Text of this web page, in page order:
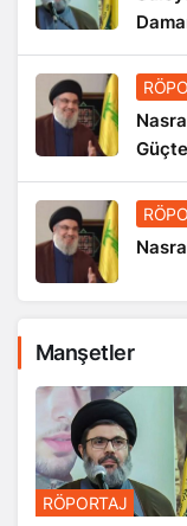
Manşetler